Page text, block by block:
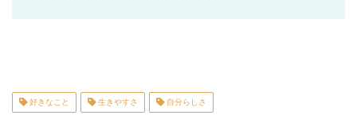
好きなこと 生きやすさ 自分らしさ